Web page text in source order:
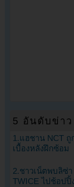
5 อันดับข่าว
1.แฮชาน NCT
เบื้องหลังฝึกซ้อม
2.ชาวเน็ตพบลิซ่
TWICE ไปช้อปปิ้